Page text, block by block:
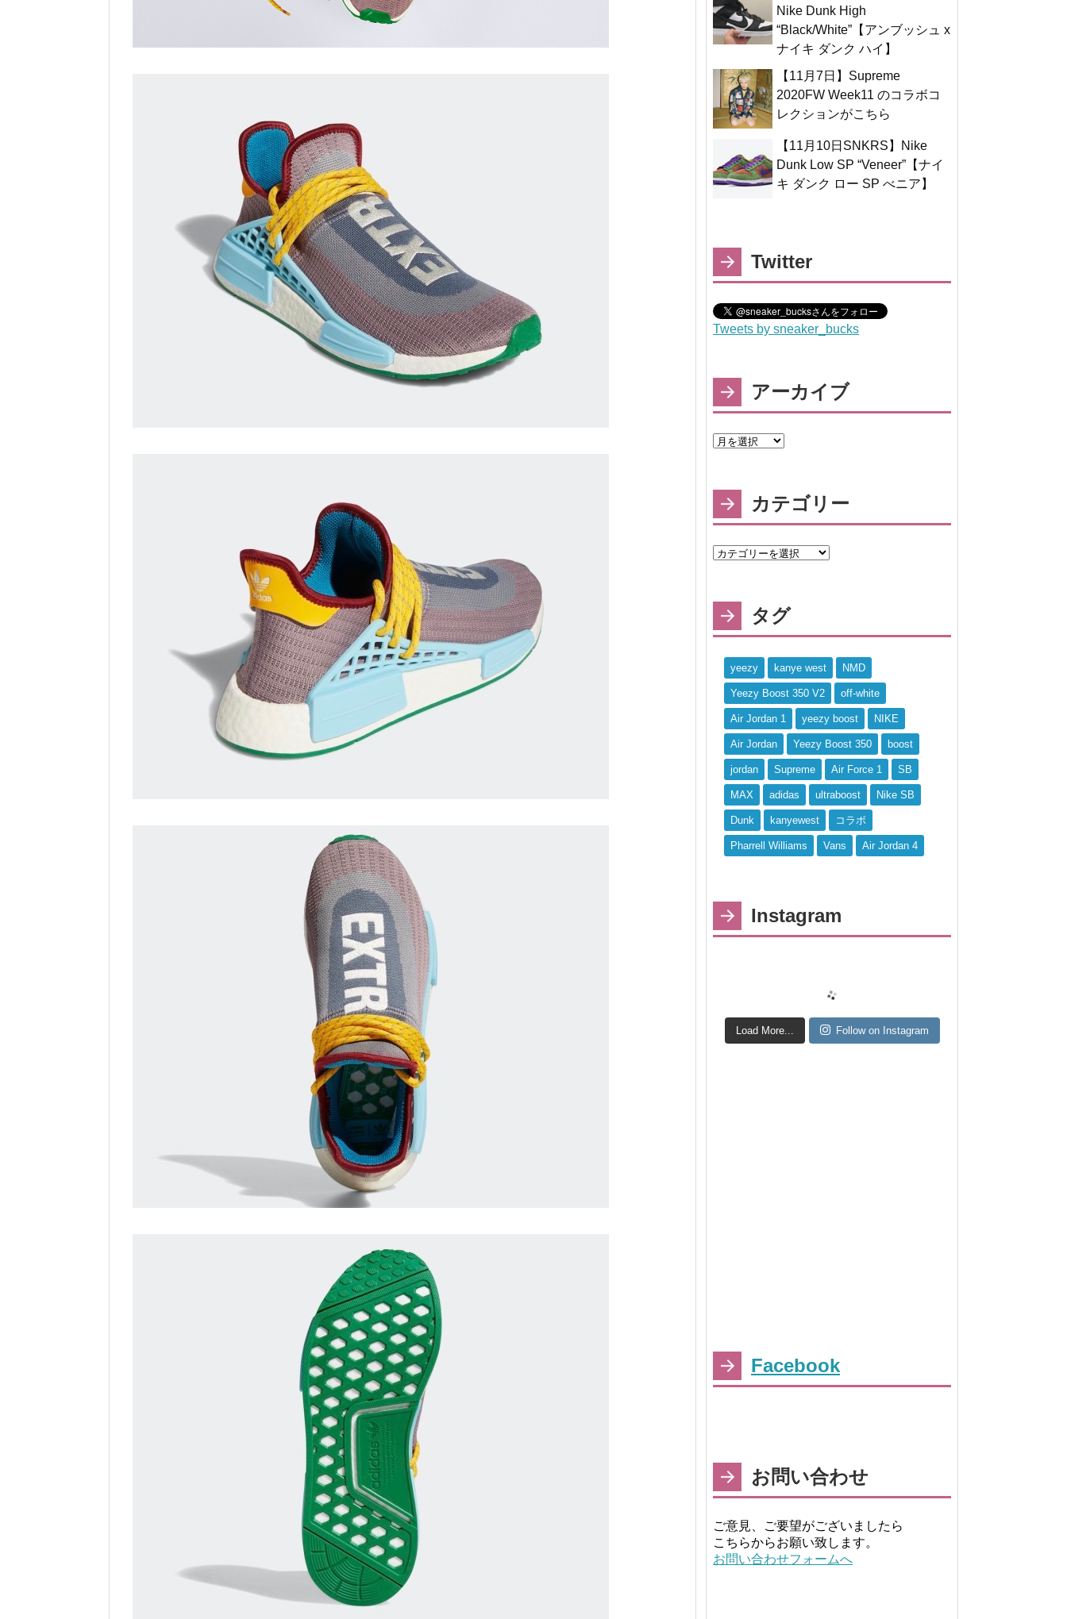
Nike Dunk High
“Black/White”【アンブッシュ x
ナイキ ダンク ハイ】
【11月7日】Supreme
2020FW Week11 のコラボコ
レクションがこちら
【11月10日SNKRS】Nike
Dunk Low SP “Veneer”【ナイ
キ ダンク ロー SP べニア】
Twitter
Tweets by sneaker_bucks
アーカイブ
カテゴリー
タグ
yeezy kanye west NMD
Yeezy Boost 350 V2 off-white
Air Jordan 1 yeezy boost NIKE
Air Jordan Yeezy Boost 350 boost
jordan Supreme Air Force 1 SB
MAX adidas ultraboost Nike SB
Dunk kanyewest コラボ
Pharrell Williams Vans Air Jordan 4
Instagram
Load More... Follow on Instagram
Facebook
お問い合わせ
ご意見、ご要望がございましたら
こちらからお願い致します。
お問い合わせフォームへ